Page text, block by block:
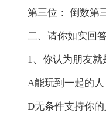
第三位： 倒数第
二、请你如实回
1、你认为朋友就
A能玩到一起的
D无条件支持你